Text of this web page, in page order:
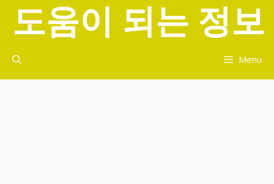
너
도움이 되는 정보
Menu